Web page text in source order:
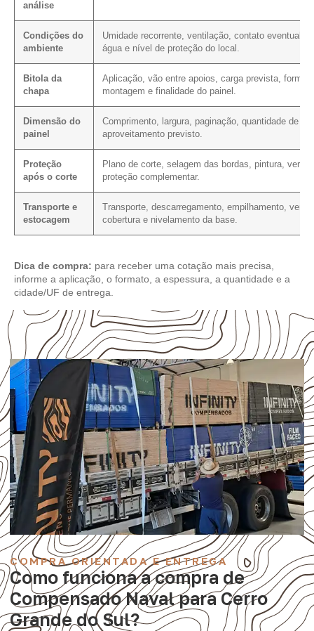
análise
Condições do
ambiente
Umidade recorrente, ventilação, contato eventual
água e nível de proteção do local.
Bitola da
chapa
Aplicação, vão entre apoios, carga prevista, forma
montagem e finalidade do painel.
Dimensão do
painel
Comprimento, largura, paginação, quantidade de
aproveitamento previsto.
Proteção
após o corte
Plano de corte, selagem das bordas, pintura, verniz
proteção complementar.
Transporte e
estocagem
Transporte, descarregamento, empilhamento,
cobertura e nivelamento da base.
Dica de compra: para receber uma cotação mais precisa,
informe a aplicação, o formato, a espessura, a quantidade e a
cidade/UF de entrega.
COMPRA ORIENTADA E ENTREGA
Como funciona a compra de
Compensado Naval para Cerro
Grande do Sul?